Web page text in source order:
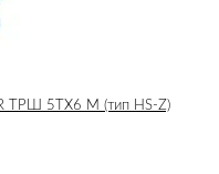
ТРШ 5ТХ6 М (тип HS-Z)